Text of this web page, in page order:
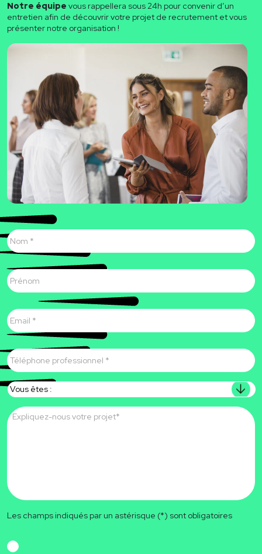
Notre équipe vous rappellera sous 24h pour convenir d’un
entretien afin de découvrir votre projet de recrutement et vous
présenter notre organisation !
Nom *
Prénom
E-
mail *
Téléphone
professionnel *
Vous
êtes
Message
Les champs indiqués par un astérisque (*) sont obligatoires